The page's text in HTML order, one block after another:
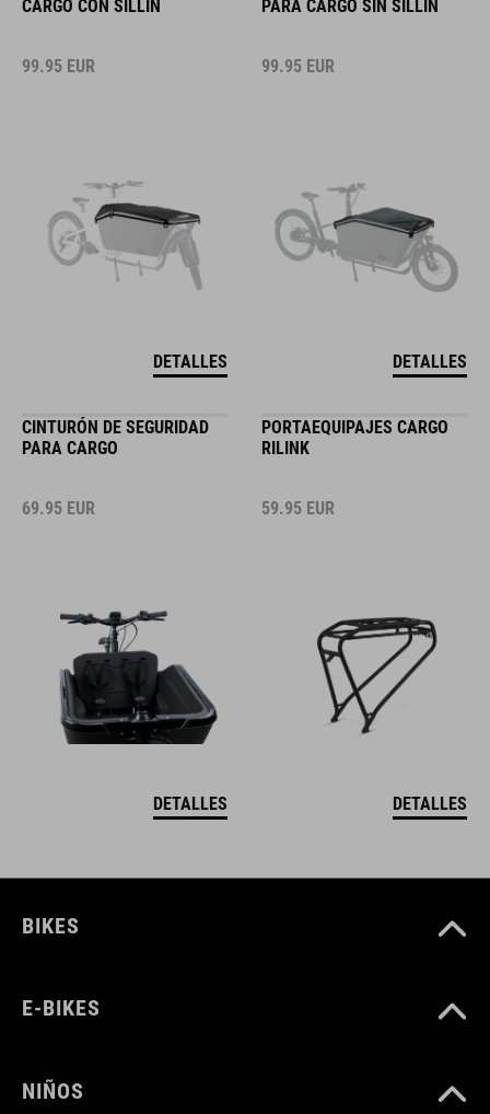
CARGO CON SILLÍN
99.95 EUR
DETALLES
PARA CARGO SIN SILLÍN
99.95 EUR
DETALLES
CINTURÓN DE SEGURIDAD
PARA CARGO
69.95 EUR
DETALLES
PORTAEQUIPAJES CARGO
RILINK
59.95 EUR
DETALLES
BIKES
E-BIKES
NIÑOS